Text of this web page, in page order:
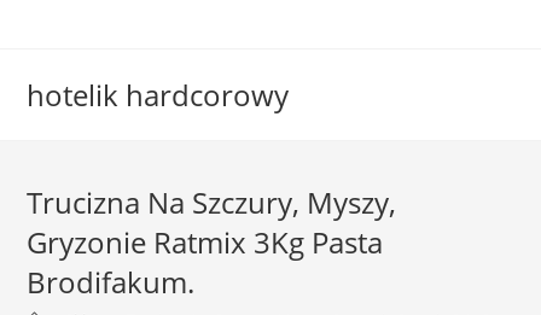
hotelik hardcorowy
Trucizna Na Szczury, Myszy,
Gryzonie Ratmix 3Kg Pasta
Brodifakum.